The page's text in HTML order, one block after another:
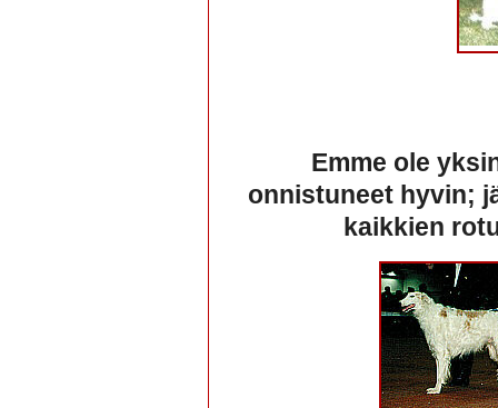
Emme ole
onnistuneet hyvin;
kaikkien